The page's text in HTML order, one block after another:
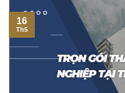
16
Th5